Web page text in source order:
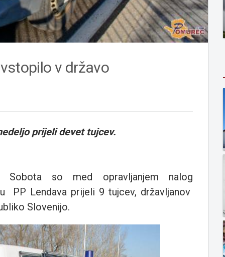
v državo
prijeli devet tujcev.
Sobota so med opravljanjem nalog
Lendava prijeli 9 tujcev, državljanov
Slovenijo.